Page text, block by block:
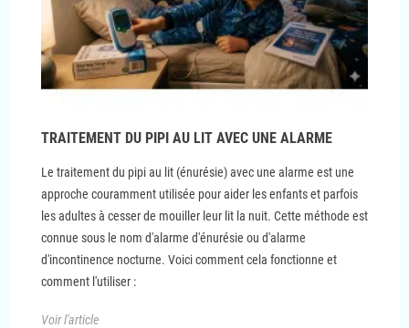
TRAITEMENT DU PIPI AU LIT AVEC UNE ALARME
Le traitement du pipi au lit (énurésie) avec une alarme est une
approche couramment utilisée pour aider les enfants et parfois
les adultes à cesser de mouiller leur lit la nuit. Cette méthode est
connue sous le nom d'alarme d'énurésie ou d'alarme
d'incontinence nocturne. Voici comment cela fonctionne et
comment l'utiliser :
Voir l'article